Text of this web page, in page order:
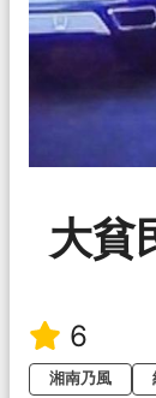
大貧
6
湘南乃風